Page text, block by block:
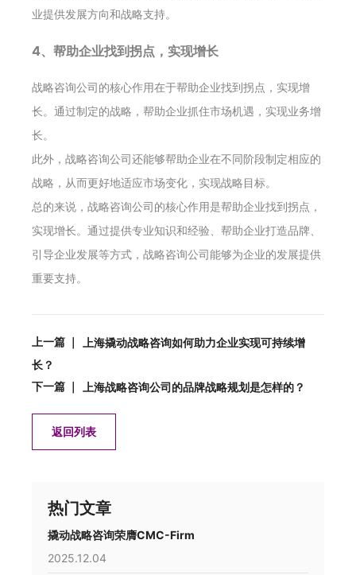
业提供发展方向和战略支持。
4、帮助企业找到拐点，实现增长
战略咨询公司的核心作用在于帮助企业找到拐点，实现增
长。通过制定的战略，帮助企业抓住市场机遇，实现业务增
长。
此外，战略咨询公司还能够帮助企业在不同阶段制定相应的
战略，从而更好地适应市场变化，实现战略目标。
总的来说，战略咨询公司的核心作用是帮助企业找到拐点，
实现增长。通过提供专业知识和经验、帮助企业打造品牌、
引导企业发展等方式，战略咨询公司能够为企业的发展提供
重要支持。
上一篇 ｜
上海撬动战略咨询如何助力企业实现可持续增
长？
下一篇 ｜
上海战略咨询公司的品牌战略规划是怎样的？
返回列表
热门文章
撬动战略咨询荣膺CMC-Firm
2025.12.04